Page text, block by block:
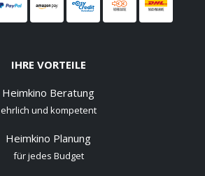
IHRE VORTEILE
Heimkino Beratung
ehrlich und kompetent
Heimkino Planung
für jedes Budget